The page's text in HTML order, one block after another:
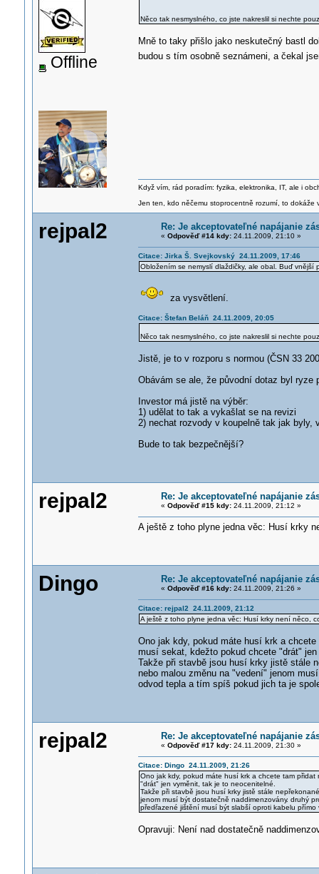
Offline
Něco tak nesmyslného, co jste nakreslil si nechte
Mně to taky přišlo jako neskutečný bastl
budou s tím osobně seznámeni, a čekal
Když vím, rád poradím: fyzika, elektronika, IT, ale i
Jen ten, kdo něčemu stoprocentně rozumí, to dokáže
rejpal2 Re: Je akceptovateľné napájanie
« Odpověď #14 kdy:24.11.2009, 21:10 »
Citace: Jirka Š. Svejkovský 24.11.2009, 17:46
Obložením se nemyslí dlaždičky, ale obal. Buď vnější
za vysvětlení.
Citace: Štefan Beláň 24.11.2009, 20:05
Něco tak nesmyslného, co jste nakreslil si nechte
Jistě, je to v rozporu s normou (ČSN 33
Obávám se ale, že původní dotaz byl
Investor má jistě na výběr:
1) udělat to tak a vykašlat se na revizi
2) nechat rozvody v koupelně tak jak
Bude to tak bezpečnější?
rejpal2 Re: Je akceptovateľné napájanie
« Odpověď #15 kdy:24.11.2009, 21:12 »
A ještě z toho plyne jedna věc: Husí krky
Dingo Re: Je akceptovateľné napájanie
« Odpověď #16 kdy:24.11.2009, 21:26 »
Citace: rejpal2 24.11.2009, 21:12
A ještě z toho plyne jedna věc: Husí krky není něco,
Ono jak kdy, pokud máte husí krk a
musí sekat, kdežto pokud chcete "drát"
Takže při stavbě jsou husí krky jistě stále
nebo malou změnu na "vedení" jenom
odvod tepla a tím spíš pokud jich ta je
rejpal2 Re: Je akceptovateľné napájanie
« Odpověď #17 kdy:24.11.2009, 21:30 »
Citace: Dingo 24.11.2009, 21:26
Ono jak kdy, pokud máte husí krk a chcete tam
"drát" jen vyměnit, tak je to neocenitelné.
Takže při stavbě jsou husí krky jistě stále
jenom musí být dostatečně naddimenzovány. druhý
předřazené jištění musí být slabší oproti kabelu přímo
Opravuji: Není nad dostatečně